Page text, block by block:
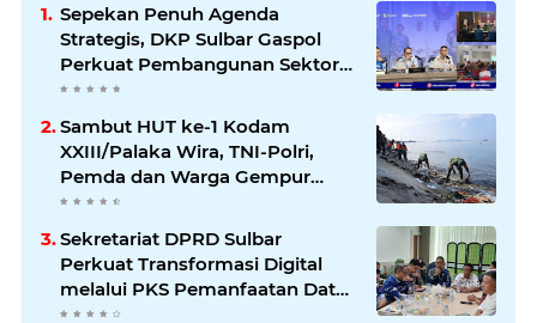
Sepekan Penuh Agenda
Strategis, DKP Sulbar Gaspol
Perkuat Pembangunan Sektor
Kelautan dan Perikanan
Sambut HUT ke-1 Kodam
XXIII/Palaka Wira, TNI-Polri,
Pemda dan Warga Gempur
Sampah di Pantai Bahari
Sekretariat DPRD Sulbar
Perkuat Transformasi Digital
melalui PKS Pemanfaatan Data
Kependudukan